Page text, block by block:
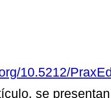
10.5212/
se